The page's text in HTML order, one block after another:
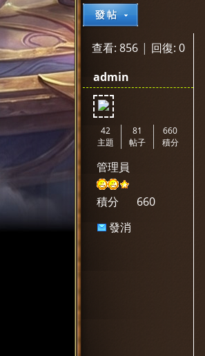
神
選
» ›
查看: 856 | 回復: 0
admin
42
主題
81
帖子
660
積分
管理員
積分
660
發消